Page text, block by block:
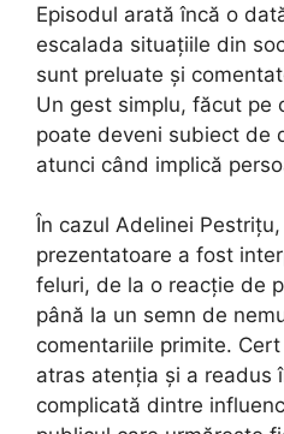
Episodul arată încă o
escalada situațiile din
sunt preluate și
Un gest simplu, făcut pe
poate deveni subiect de
atunci când implică
În cazul Adelinei
prezentatoare a fost
feluri, de la o reacție de
până la un semn de
comentariile primite.
atras atenția și a readus
complicată dintre